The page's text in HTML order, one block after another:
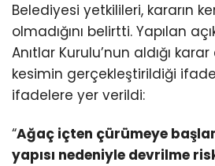
Belediyesi yetkilileri, kararın
olmadığını belirtti. Yapılan
Anıtlar Kurulu’nun aldığı
kesimin gerçekleştirildiği
ifadelere yer verildi:
“Ağaç içten çürümeye
yapısı nedeniyle devrilme